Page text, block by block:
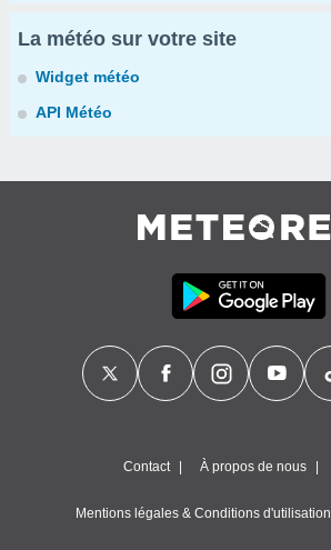
La météo sur votre site
Widget météo
API Météo
Contact À propos de nous
Mentions légales & Conditions d'utilisation